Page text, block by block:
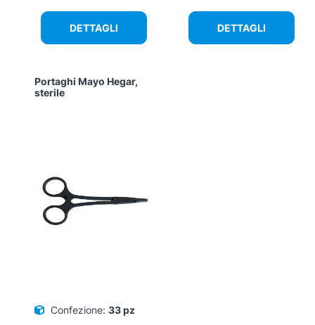
DETTAGLI DETTAGLI
Portaghi Mayo Hegar,
sterile
Confezione: 33 pz